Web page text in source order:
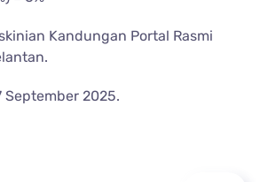
Kandungan Portal Rasmi
September 2025.